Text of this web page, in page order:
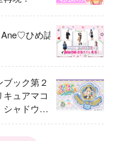
ひめ誌
ブック第２
ュアマコ
ャドウ
を大特